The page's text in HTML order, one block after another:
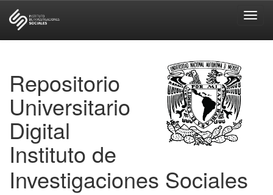
Repositorio
Universitario
Digital
Instituto de
Investigaciones Sociales